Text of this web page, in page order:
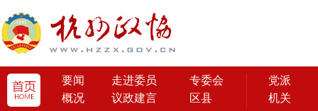
要闻 走进委员
专委会
概况
议政建言 区县
党派
机关